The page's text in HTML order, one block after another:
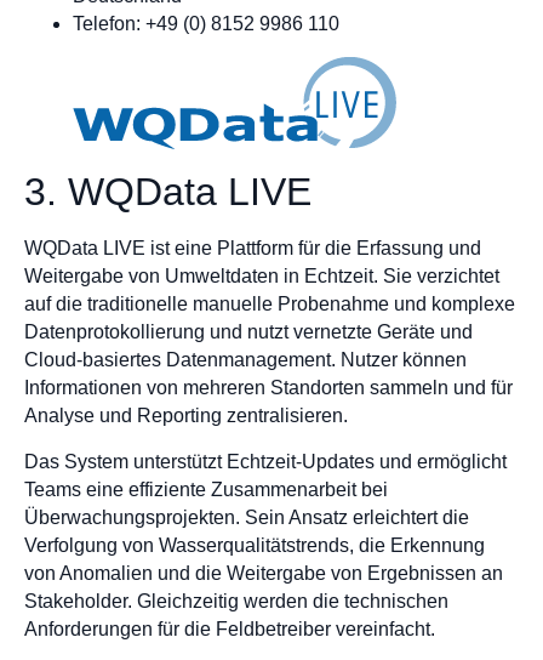
Telefon: +49 (0) 8152 9986 110
3. WQData LIVE
WQData LIVE ist eine Plattform für die Erfassung und
Weitergabe von Umweltdaten in Echtzeit. Sie verzichtet
auf die traditionelle manuelle Probenahme und komplexe
Datenprotokollierung und nutzt vernetzte Geräte und
Cloud-basiertes Datenmanagement. Nutzer können
Informationen von mehreren Standorten sammeln und für
Analyse und Reporting zentralisieren.
Das System unterstützt Echtzeit-Updates und ermöglicht
Teams eine effiziente Zusammenarbeit bei
Überwachungsprojekten. Sein Ansatz erleichtert die
Verfolgung von Wasserqualitätstrends, die Erkennung
von Anomalien und die Weitergabe von Ergebnissen an
Stakeholder. Gleichzeitig werden die technischen
Anforderungen für die Feldbetreiber vereinfacht.